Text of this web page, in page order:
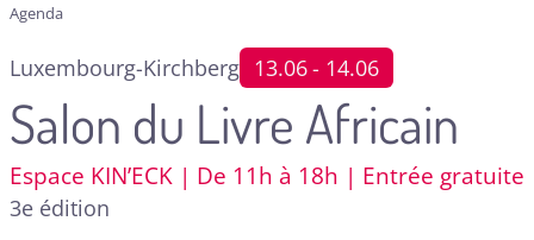
Agenda
Luxembourg-Kirchberg 13.06- 14.06
Salon du Livre Africain
Espace KIN’ECK | De 11h à 18h | Entrée gratuite
3e édition